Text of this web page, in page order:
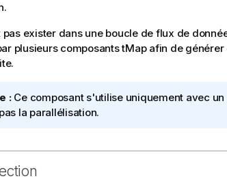
exister dans une boucle de flux de
plusieurs composantstMapafin de générer
.
:Ce composant s'utilise uniquement avec
la parallélisation.